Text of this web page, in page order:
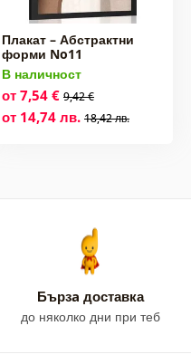
Плакат – Абстрактни
форми No11
В наличност
от 7,54 € 9,42 €
от 14,74 лв. 18,42 лв.
Бързa доставка
до няколко дни при теб